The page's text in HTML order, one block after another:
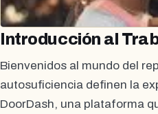
Introducción al
Bienvenidos al mundo del
autosuficiencia definen la
DoorDash, una plataforma